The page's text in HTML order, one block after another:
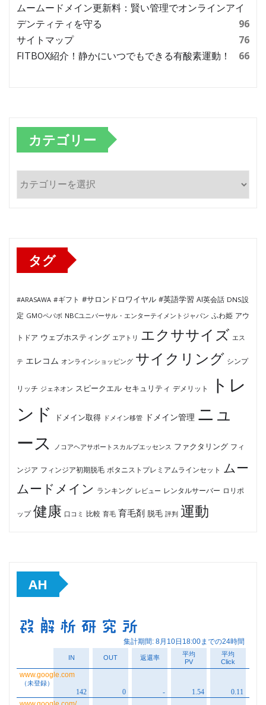
ムームードメイン更新料：賢い管理でオンラインアイ
デンティティを守る
96
サイトマップ
76
FITBOX紹介！静かにいつでもできる有酸素運動！
66
カテゴリー
カ
タグ
#ARASAWA #ギフト #サロンドロワイヤル #英語学習 AI英会話 DNS設
定 GMOペパボ NBCユニバーサル・エンターテイメントジャパン ふわ姫 アウ
トドア ウェブホスティング エアトリ エクササイズ エス
テ エレコム オンラインショッピング サイクリング シンプ
リッチ ジェネオン スピークエル セキュリティ デメリット
トレ
ンド
ドメイン取得 ドメイン移管 ドメイン管理 ニュ
ース
ノコアヘアサポートスカルプエッセンス ファクタリング フィ
ンジア フィンジア初期脱毛 ボタニストプレミアムラインセット ムー
ムードメイン ランキング レビュー レンタルサーバー ロリポ
ップ 健康 口コミ 比較 育毛 育毛剤 脱毛 評判 運動
AH